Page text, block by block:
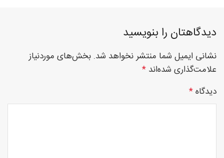
فوق
تخصصی
دیدگاهتان را بنویسید
نشانی ایمیل شما منتشر نخواهد شد. بخش‌های موردنیاز
علامت‌گذاری شده‌اند *
دیدگاه*